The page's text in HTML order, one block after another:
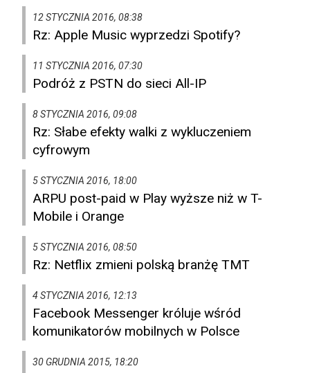
12 STYCZNIA 2016, 08:38
Rz: Apple Music wyprzedzi Spotify?
11 STYCZNIA 2016, 07:30
Podróż z PSTN do sieci All-IP
8 STYCZNIA 2016, 09:08
Rz: Słabe efekty walki z wykluczeniem
cyfrowym
5 STYCZNIA 2016, 18:00
ARPU post-paid w Play wyższe niż w T-
Mobile i Orange
5 STYCZNIA 2016, 08:50
Rz: Netflix zmieni polską branżę TMT
4 STYCZNIA 2016, 12:13
Facebook Messenger króluje wśród
komunikatorów mobilnych w Polsce
30 GRUDNIA 2015, 18:20